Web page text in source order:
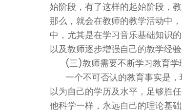
始阶段，有了这样的起始阶段，
那么，就会在教师的教学活动中
中，尤其是在学习音乐基础知识
以及教师逐步增强自己的教学经验
(三)教师需要不断学习教育学
一个不可否认的教育事实是
以为自己的学历及水平，足够胜
他科学一样，永远自己的理论基